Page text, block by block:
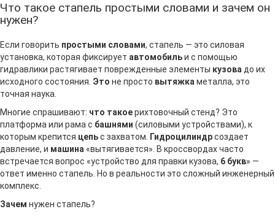
Что такое стапель простыми словами и зачем он
нужен?
Если говорить простыми словами, стапель — это силовая
установка, которая фиксирует автомобильи с помощью
гидравлики растягивает поврежденные элементы кузова до их
исходного состояния. Это не просто вытяжка металла, это
точная наука.
Многие спрашивают: что такоерихтовочный стенд? Это
платформа или рама с башнями (силовыми устройствами), к
которым крепится цепьс захватом. Гидроцилиндрсоздает
давление, и машина «вытягивается». В кроссвордах часто
встречается вопрос «устройство для правки кузова, 6 букв» —
ответ именно стапель. Но в реальности это сложный инженерный
комплекс.
Зачем нужен стапель?